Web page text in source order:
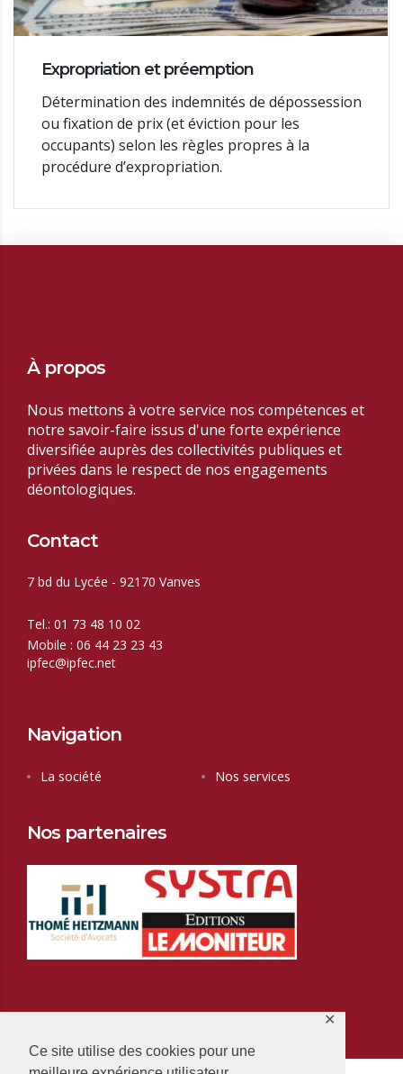
Ce site utilise des cookies pour une
✕
Expropriation et préemption
Détermination des indemnités de dépossession
ou fixation de prix (et éviction pour les
occupants) selon les règles propres à la
procédure d’expropriation.
À propos
Nous mettons à votre service nos compétences et
notre savoir-faire issus d'une forte expérience
diversifiée auprès des collectivités publiques et
privées dans le respect de nos engagements
déontologiques.
Contact
7 bd du Lycée - 92170 Vanves
Tel.: 01 73 48 10 02
Mobile : 06 44 23 23 43
ipfec@ipfec.net
Navigation
La société Nos services
Nos partenaires